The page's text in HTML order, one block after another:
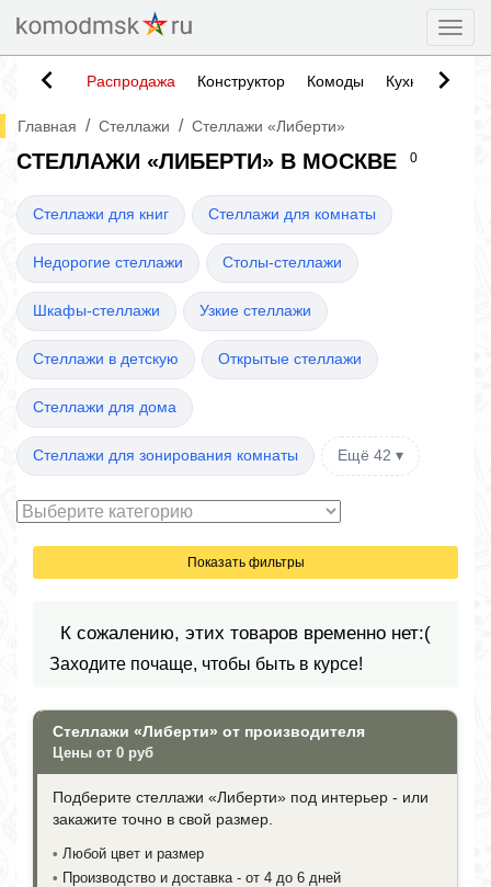
Распродажа Конструктор Комоды Кухни
Главная / Стеллажи / Стеллажи «Либерти»
СТЕЛЛАЖИ «ЛИБЕРТИ» В МОСКВЕ 0
Стеллажи для книг Стеллажи для комнаты
Недорогие стеллажи Столы-стеллажи
Шкафы-стеллажи Узкие стеллажи
Стеллажи в детскую Открытые стеллажи
Стеллажи для дома
Стеллажи для зонирования комнаты Ещё 42 ▾
Показать фильтры
К сожалению, этих товаров временно нет:(
Заходите почаще, чтобы быть в курсе!
Стеллажи «Либерти» от производителя
Цены от 0 руб
Подберите стеллажи «Либерти» под интерьер - или
закажите точно в свой размер.
• Любой цвет и размер
• Производство и доставка - от 4 до 6 дней